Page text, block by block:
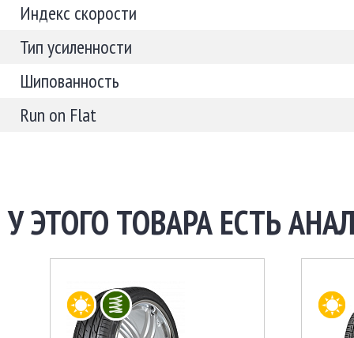
Индекс скорости
Тип усиленности
Шипованность
Run on Flat
У ЭТОГО ТОВАРА ЕСТЬ